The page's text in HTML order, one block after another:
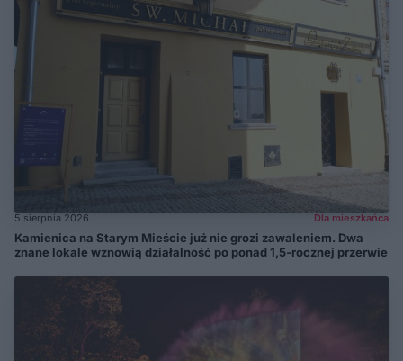
5 sierpnia 2026 Dla mieszkańca
Kamienica na Starym Mieście już nie grozi zawaleniem. Dwa
znane lokale wznowią działalność po ponad 1,5-rocznej przerwie